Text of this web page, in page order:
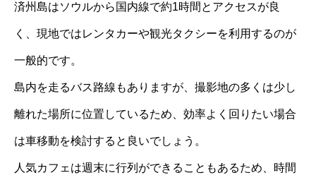
済州島はソウルから国内線で約1時間とアクセスが良
く、現地ではレンタカーや観光タクシーを利用するのが
一般的です。
島内を走るバス路線もありますが、撮影地の多くは少し
離れた場所に位置しているため、効率よく回りたい場合
は車移動を検討すると良いでしょう。
人気カフェは週末に行列ができることもあるため、時間